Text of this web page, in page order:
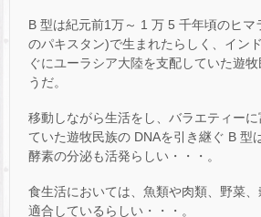
B 型は紀元前1万～ 1 万 5 千年頃のヒマ
のパキスタン)で生まれたらしく、イン
ぐにユーラシア大陸を支配していた遊
うだ。
移動しながら生活をし、バラエティー
ていた遊牧民族の DNAを引き継ぐ B 型
酵素の分泌も活発らしい・・・。
食生活においては、魚類や肉類、野菜
適合しているらしい・・・。